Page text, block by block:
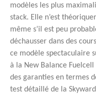
modèles les plus
stack. Elle n’est
même s’il est peu
déchausser dans des
ce modèle spectaculaire
à la New Balance
des garanties en termes
test détaillé de la Skyward